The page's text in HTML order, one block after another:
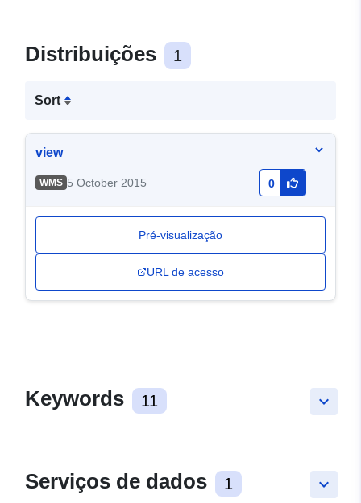
Distribuições 1
Sort
view
WMS 5 October 2015 0
Pré-visualização
URL de acesso
keyboard_arrow_down
Keywords 11
keyboard_arrow_down
Serviços de dados 1